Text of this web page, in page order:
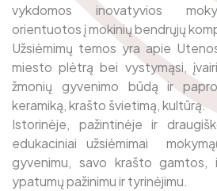
Edukacijų gidas
Muziejaus istorija
Edukaciniai užsiėmimai Tradicinių
Edukaciniai užsiėmimai Tauragnų
Edukaciniai užsiėmimai A. ir M.
etnografinėje sodyboje
Edukaciniai užsiėmimai V. Valiušio
Edukaciniai užsiėmimai pagal
Stovyklos
vykdomos inovatyvios
orientuotos į mokinių bendrųjų
Užsiėmimų temos yra apie
miesto plėtrą bei vystymąsi,
žmonių gyvenimo būdą ir
keramiką, krašto švietimą, kultūrą.
Istorinėje, pažintinėje ir
edukaciniai užsiėmimai
gyvenimu, savo krašto gamtos,
ypatumų pažinimu ir tyrinėjimu.